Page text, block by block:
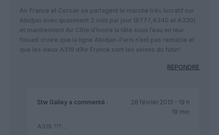
Air France et Corsair se partagent le marché très lucratif sur
Abidjan avec quasiment 2 vols par jour (B777,A340 et A330)
et maintiennent Air Côte d’Ivoire la tête sous l’eau en leur
faisant croire que la ligne Abidjan-Paris n’est pas rentable et
que les vieux A319 d’Air France sont les avions du futur!
RÉPONDRE
Stw Galley a commenté :
28 février 2013 - 19 h
19 min
A319 ?!?…